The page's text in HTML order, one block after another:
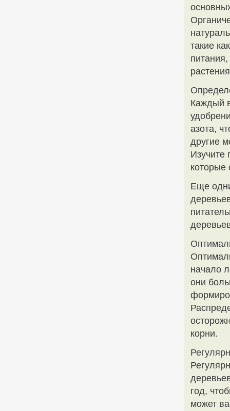
такие
Каждый
азота,
другие
Изучите
которые
Еще
начало
они
корни.
год,
может